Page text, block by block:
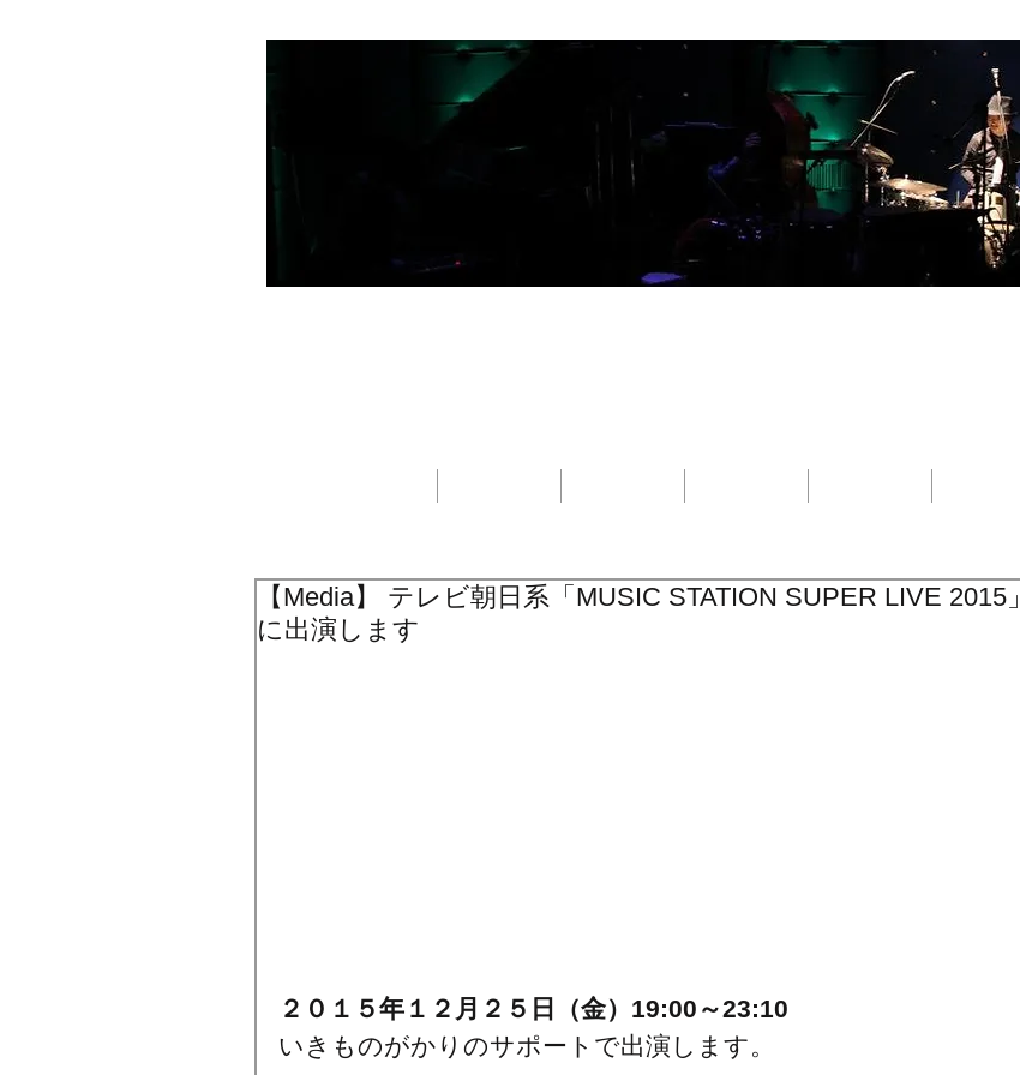
【Media】 テレビ朝日系「MUSIC STATION SUPER LIVE 2015」
に出演します
２０１５年１２月２５日（金）19:00～23:10
いきものがかりのサポートで出演します。